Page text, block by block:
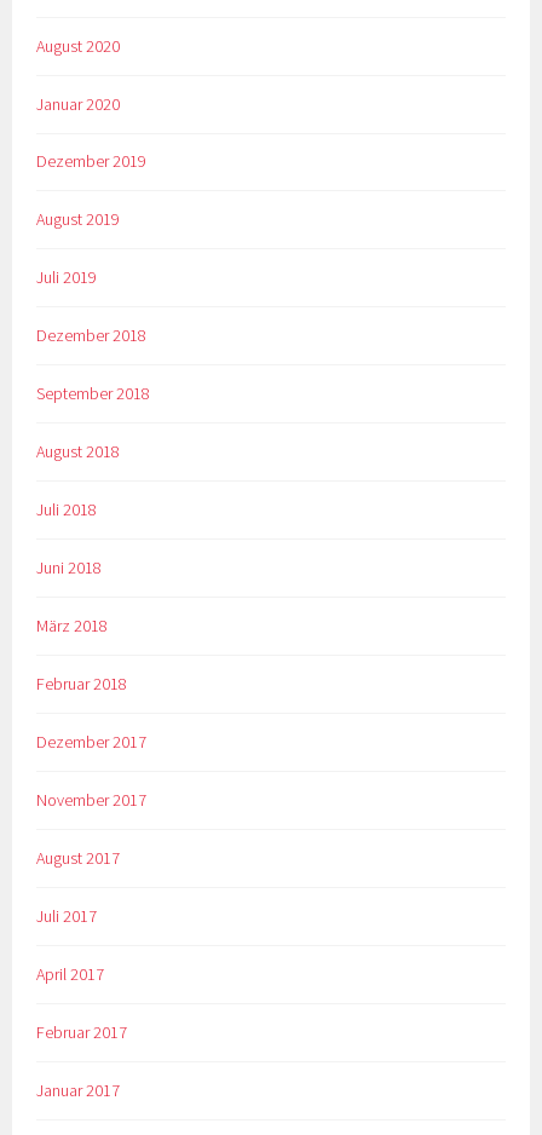
August 2020
Januar 2020
Dezember 2019
August 2019
Juli 2019
Dezember 2018
September 2018
August 2018
Juli 2018
Juni 2018
März 2018
Februar 2018
Dezember 2017
November 2017
August 2017
Juli 2017
April 2017
Februar 2017
Januar 2017